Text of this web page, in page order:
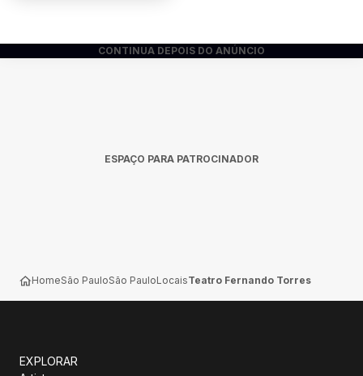
CONTINUA DEPOIS DO ANÚNCIO
ESPAÇO PARA PATROCINADOR
HomeSão PauloSão PauloLocaisTeatro Fernando Torres
EXPLORAR